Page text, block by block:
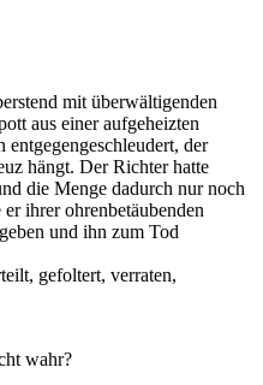
mit überwältigenden
aus einer aufgeheizten
entgegengeschleudert, der
hängt. Der Richter hatte
die Menge dadurch nur noch
ihrer ohrenbetäubenden
und ihn zum Tod
gefoltert, verraten,
wahr?